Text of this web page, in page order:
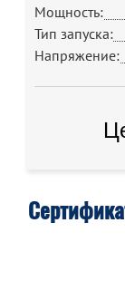
Мощность:
Тип запуска:
Напряжение: